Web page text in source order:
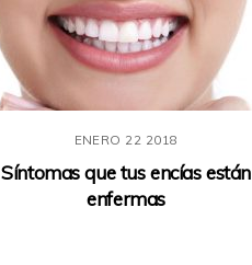
ENERO 22 2018
Síntomas que tus encías están
enfermas